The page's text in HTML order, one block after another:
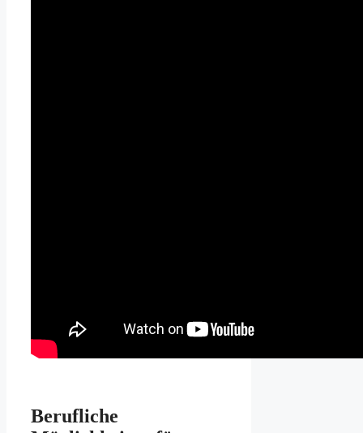
Berufliche